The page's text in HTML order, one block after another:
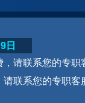
请联系您的专职
联系您的专职客
日